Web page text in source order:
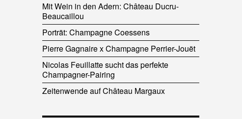
Mit Wein in den Adern: Château Ducru-
Beaucaillou
Porträt: Champagne Coessens
Pierre Gagnaire x Champagne Perrier-Jouët
Nicolas Feuillatte sucht das perfekte
Champagner-Pairing
Zeitenwende auf Château Margaux